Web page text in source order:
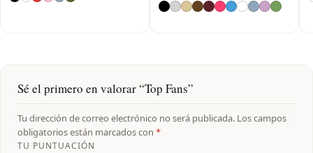
Sé el primero en valorar “Top Fans”
Tu dirección de correo electrónico no será publicada. Los campos
obligatorios están marcados con *
TU PUNTUACIÓN